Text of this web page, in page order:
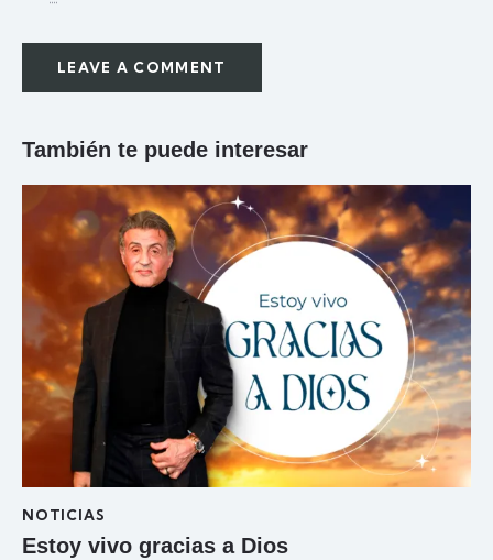
También te puede interesar
NOTICIAS
Estoy vivo gracias a Dios